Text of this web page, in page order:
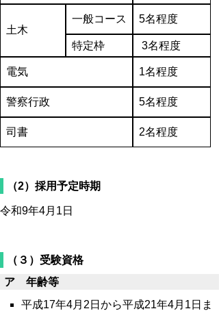
土木
一般コース 5名程度
特定枠 3名程度
電気 1名程度
警察行政 5名程度
司書 2名程度
（2）採用予定時期
令和9年4月1日
（３）受験資格
ア 年齢等
平成17年4月2日から平成21年4月1日ま